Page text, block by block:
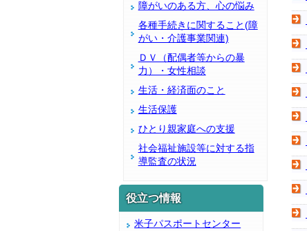
障がいのある方、心の悩み
各種手続きに関すること(障
がい・介護事業関連)
ＤＶ（配偶者等からの暴
力）・女性相談
生活・経済面のこと
生活保護
ひとり親家庭への支援
社会福祉施設等に対する指
導監査の状況
役立つ情報
米子パスポートセンター